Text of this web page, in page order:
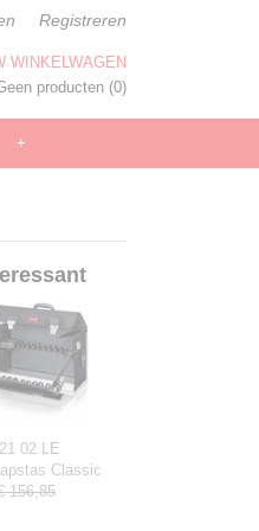
Registreren
WINKELWAGEN
producten (0)
+
02 LE
Classic
156,85